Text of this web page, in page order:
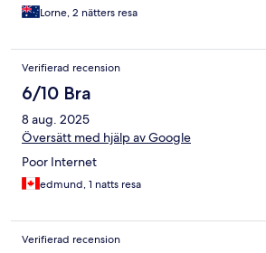
Lorne, 2 nätters resa
Verifierad recension
6/10 Bra
8 aug. 2025
Översätt med hjälp av Google
Poor Internet
edmund, 1 natts resa
Verifierad recension